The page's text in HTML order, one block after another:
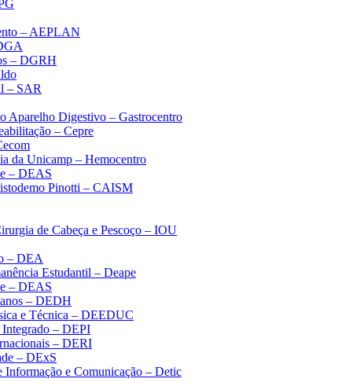
– AEPLAN
– DGRH
– SAR
Aparelho Digestivo – Gastrocentro
– Cepre
da Unicamp – Hemocentro
– DEAS
Pinotti – CAISM
de Cabeça e Pescoço – IOU
– DEA
Estudantil – Deape
– DEAS
– DEDH
e Técnica – DEEDUC
– DEPI
– DERI
– DExS
e Comunicação – Detic